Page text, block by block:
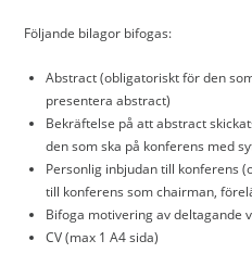
Följande bilagor bifogas:
Abstract (obligatoriskt för den
presentera abstract)
Bekräftelse på att abstract
den som ska på konferens med
Personlig inbjudan till konferens
till konferens som chairman,
Bifoga motivering av deltagande
CV (max 1 A4 sida)